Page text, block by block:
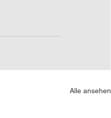
Alle ansehen